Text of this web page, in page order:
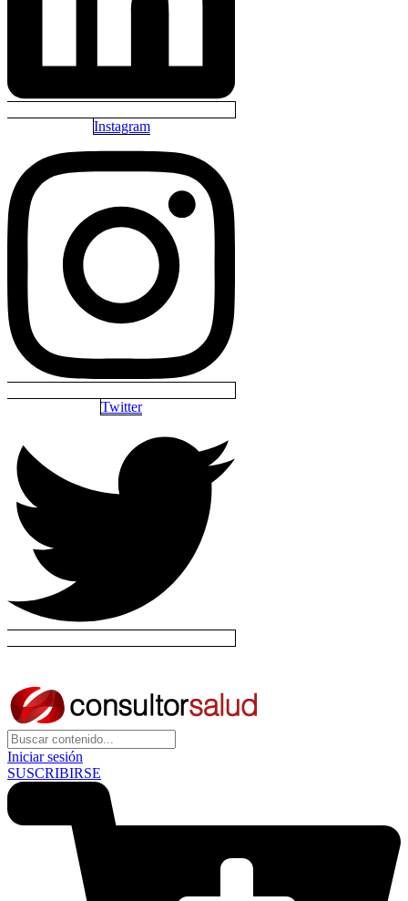
Instagram
Twitter
Iniciar sesión
SUSCRIBIRSE